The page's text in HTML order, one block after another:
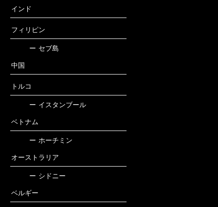
インド
フィリピン
ー セブ島
中国
トルコ
ー イスタンブール
ベトナム
ー ホーチミン
オーストラリア
ー シドニー
ベルギー